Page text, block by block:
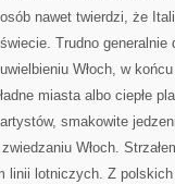
osób nawet twierdzi, że
świecie. Trudno
uwielbieniu Włoch, w
ładne miasta albo ciepłe
artystów, smakowite
Włoch.
linii lotniczych. Z